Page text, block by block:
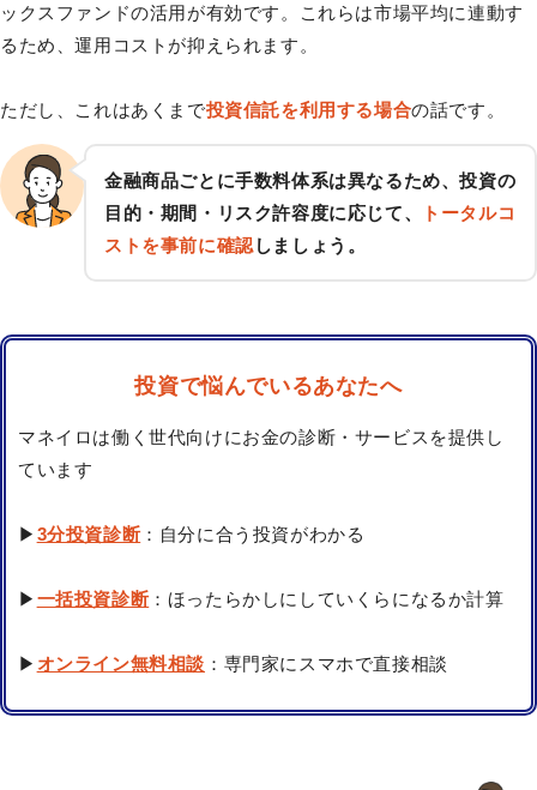
ックスファンドの活用が有効です。これらは市場平均に連動す
るため、運用コストが抑えられます。
ただし、これはあくまで投資信託を利用する場合の話です。
金融商品ごとに手数料体系は異なるため、投資の
目的・期間・リスク許容度に応じて、
トータルコ
ストを事前に確認 しましょう。
投資で悩んでいるあなたへ
マネイロは働く世代向けにお金の診断・サービスを提供し
ています
▶ 3分投資診断：自分に合う投資がわかる
▶ 一括投資診断：ほったらかしにしていくらになるか計算
▶ オンライン無料相談 ：専門家にスマホで直接相談